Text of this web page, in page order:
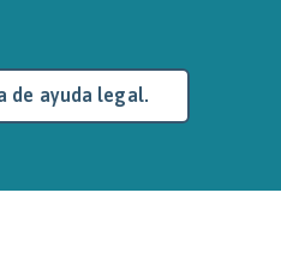
de ayuda legal.